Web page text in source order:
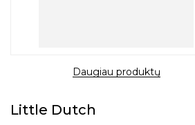
Daugiau produktų
Little Dutch